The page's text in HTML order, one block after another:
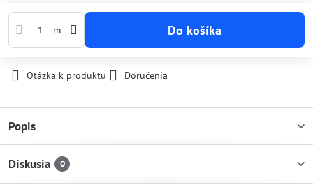
m Do košíka
Otázka k produktu Doručenia
Popis
Diskusia 0